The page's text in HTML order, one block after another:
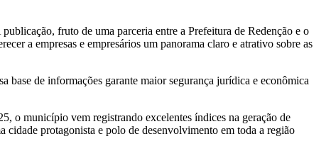
fruto de uma parceria entre a Prefeitura de Redenção e o
a empresas e empresários um panorama claro e atrativo sobre as
base de informações garante maior segurança jurídica e econômica
o município vem registrando excelentes índices na geração de
cidade protagonista e polo de desenvolvimento em toda a região